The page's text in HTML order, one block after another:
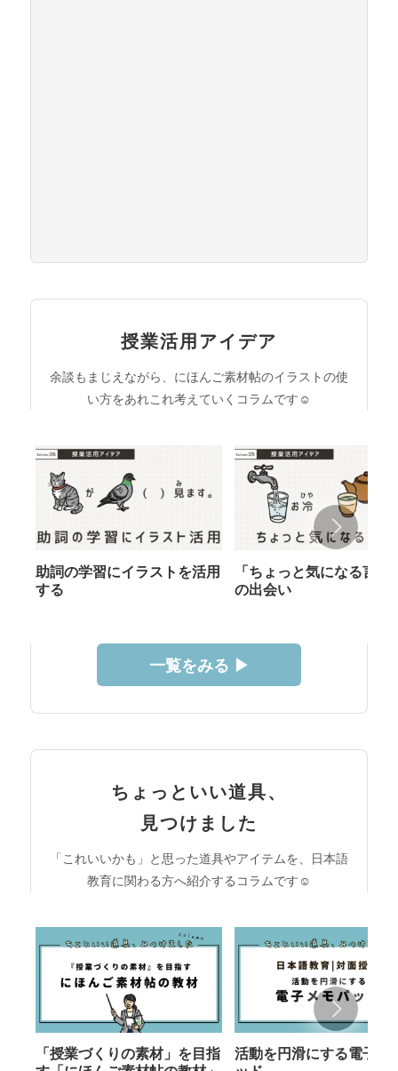
授業活用アイデア
余談もまじえながら、にほんご素材帖のイラストの使
い方をあれこれ考えていくコラムです☺︎
助詞の学習にイラストを活用
する
「ちょっと気になる言葉
の出会い
一覧をみる ▶︎
ちょっといい道具、
見つけました
「これいいかも」と思った道具やアイテムを、日本語
教育に関わる方へ紹介するコラムです☺︎
「授業づくりの素材」を目指
活動を円滑にする電子メ